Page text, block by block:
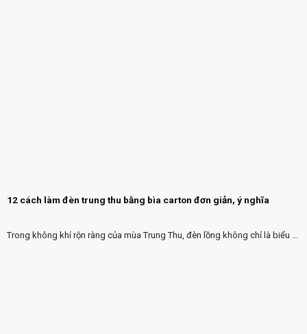
12 cách làm đèn trung thu bằng bìa carton đơn giản, ý nghĩa
Trong không khí rộn ràng của mùa Trung Thu, đèn lồng không chỉ là biểu ...